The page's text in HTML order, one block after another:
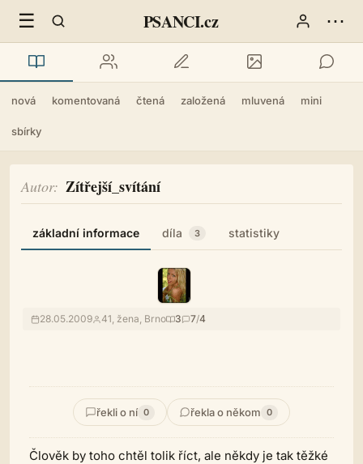
☰ PSANCI.cz ⋯
nová komentovaná čtená založená mluvená mini
sbírky
Autor Zítřejší_svítání
základní informace díla 3 statistiky
28.05.2009 41, žena, Brno 3 7/4
řekli o ní 0 řekla o někom 0
Člověk by toho chtěl tolik říct, ale někdy je tak těžké